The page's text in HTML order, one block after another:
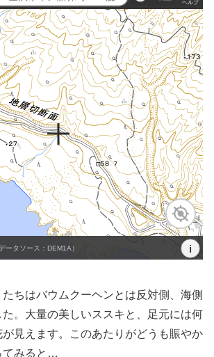
ちはバウムクーヘンとは反対側、海側
。大量の美しいススキと、足元には何
見えます。このあたりがどうも賑やか
てみると…